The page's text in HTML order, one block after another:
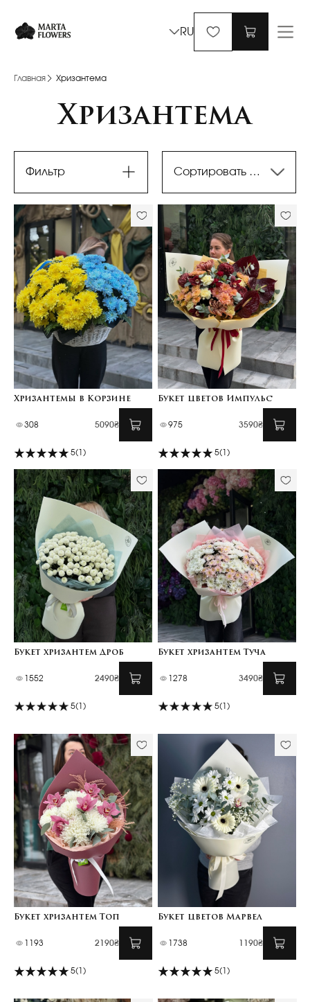
RU
Главная Хризантема
Хризантема
Фильтр Сортировать по последним
Хризантемы в Корзине
308 5090₴
5(1)
Букет цветов Импульс
975 3590₴
5(1)
Букет хризантем Дроб
1552 2490₴
5(1)
Букет хризантем Туча
1278 3490₴
5(1)
Букет хризантем Топ
1193 2190₴
5(1)
Букет цветов Марвел
1738 1190₴
5(1)